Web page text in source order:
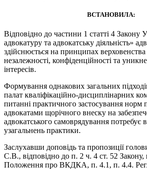
ВСТАНОВИЛА:
Відповідно до частини 1 статті 4 Закону
адвокатуру та адвокатську діяльність»
здійснюється на принципах верховенства
незалежності, конфіденційності та
інтересів.
Формування однакових загальних
палат кваліфікаційно-дисциплінарних
питанні практичного застосування норм
адвокатами щорічного внеску на
адвокатського самоврядування потребує
узагальнень практики.
Заслухавши доповідь та пропозиції
С.В., відповідно до п. 2 ч. 4 ст. 52 Закону,
Положення про ВКДКА, п. 4.1, п. 4.4.